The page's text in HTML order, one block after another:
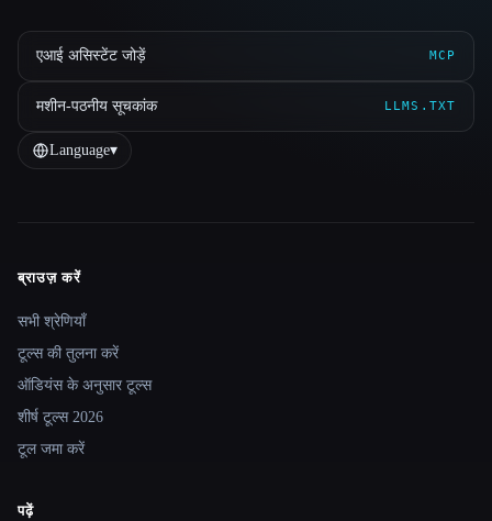
एआई असिस्टेंट जोड़ें MCP
मशीन-पठनीय सूचकांक LLMS.TXT
Language▾
Site navigation
ब्राउज़ करें
सभी श्रेणियाँ
टूल्स की तुलना करें
ऑडियंस के अनुसार टूल्स
शीर्ष टूल्स 2026
टूल जमा करें
पढ़ें